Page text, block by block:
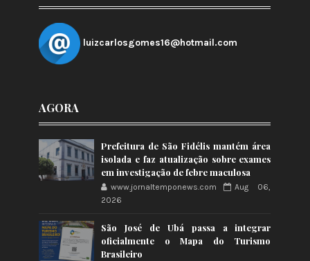
luizcarlosgomes16@hotmail.com
AGORA
Prefeitura de São Fidélis mantém área
isolada e faz atualização sobre exames
em investigação de febre maculosa
www.jornaltemponews.com
Aug 06,
2026
São José de Ubá passa a integrar
oficialmente o Mapa do Turismo
Brasileiro